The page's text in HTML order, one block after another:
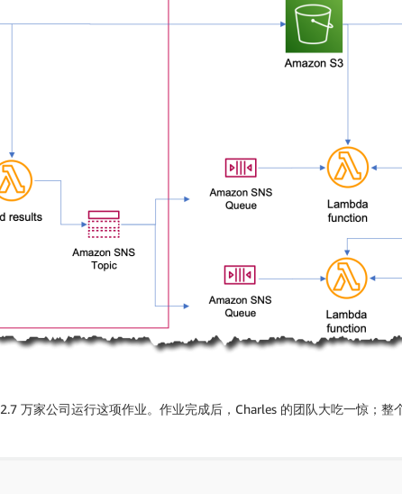
万家公司运行这项作业。作业完成后，Charles 的团队大吃一惊；